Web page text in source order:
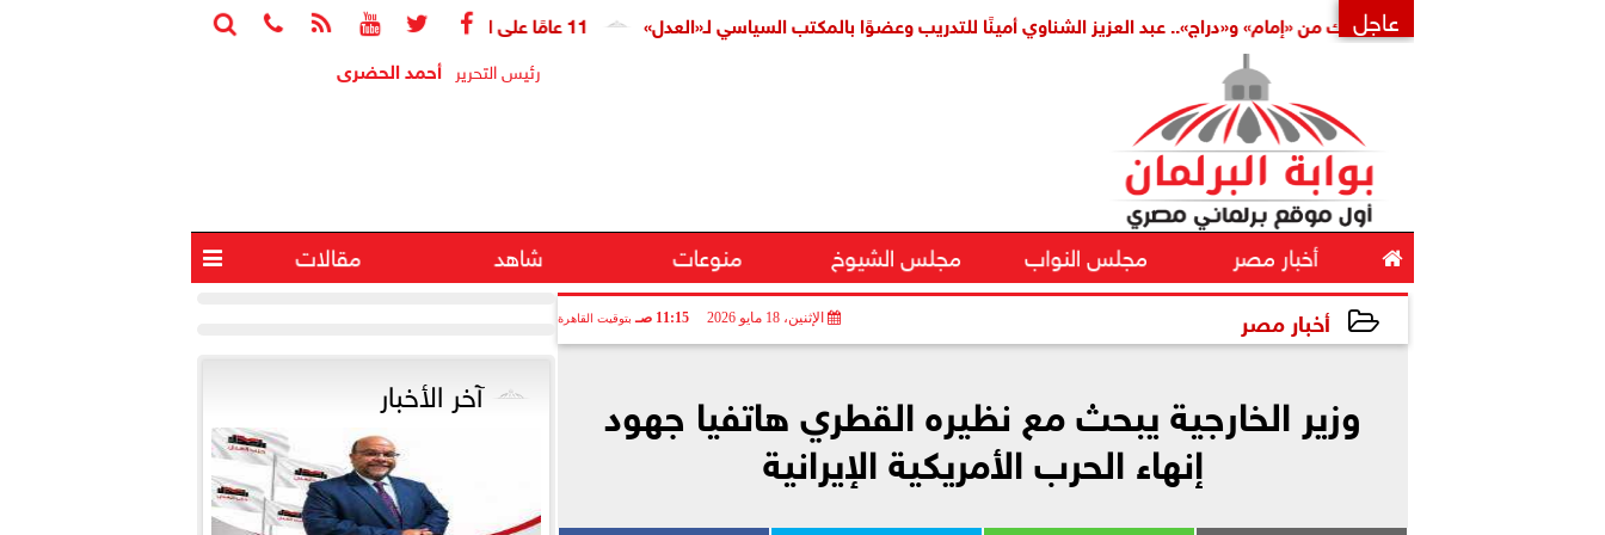





 عاجل 11 عامًا على افتتاح قناة السويس الجديدة.. النائبة مروة قنصوة: رؤية الدولة حولت الممر الملاحي إلى مركز اقتصادي عالمي بتكليف مشترك من «إمام» و«دراج».. عبد العزيز الشناوي أمينًا للتدريب وعضوًا بالمكتب السياسي لـ«العدل»
رئيس التحرير أحمد الحضرى
 أخبار مصر مجلس النواب مجلس الشيوخ منوعات شاهد مقالات 
أخبار مصر الإثنين، 18 مايو 2026 11:15 صـ بتوقيت القاهرة
وزير الخارجية يبحث مع نظيره القطري هاتفيا جهود
إنهاء الحرب الأمريكية الإيرانية
آخر الأخبار